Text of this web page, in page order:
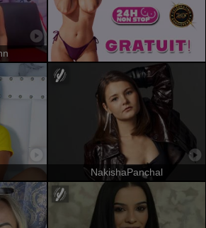
NakishaPanchal